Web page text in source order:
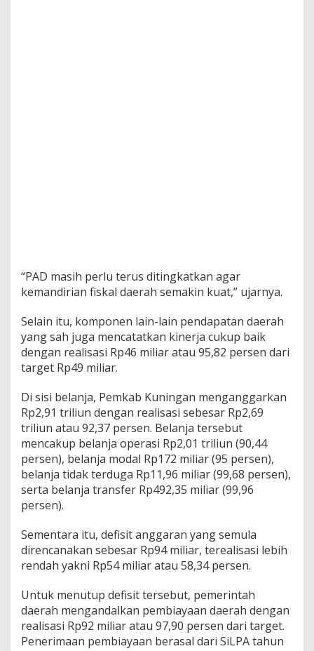
“PAD masih perlu terus ditingkatkan agar
kemandirian fiskal daerah semakin kuat,” ujarnya.
Selain itu, komponen lain-lain pendapatan daerah
yang sah juga mencatatkan kinerja cukup baik
dengan realisasi Rp46 miliar atau 95,82 persen dari
target Rp49 miliar.
Di sisi belanja, Pemkab Kuningan menganggarkan
Rp2,91 triliun dengan realisasi sebesar Rp2,69
triliun atau 92,37 persen. Belanja tersebut
mencakup belanja operasi Rp2,01 triliun (90,44
persen), belanja modal Rp172 miliar (95 persen),
belanja tidak terduga Rp11,96 miliar (99,68 persen),
serta belanja transfer Rp492,35 miliar (99,96
persen).
Sementara itu, defisit anggaran yang semula
direncanakan sebesar Rp94 miliar, terealisasi lebih
rendah yakni Rp54 miliar atau 58,34 persen.
Untuk menutup defisit tersebut, pemerintah
daerah mengandalkan pembiayaan daerah dengan
realisasi Rp92 miliar atau 97,90 persen dari target.
Penerimaan pembiayaan berasal dari SiLPA tahun